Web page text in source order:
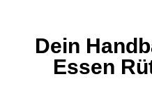
Dein
Essen